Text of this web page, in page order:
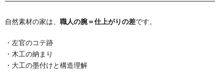
自然素材の家は、 職人の腕＝仕上がりの差です。
・左官のコテ跡
・木工の納まり
・大工の墨付けと構造理解